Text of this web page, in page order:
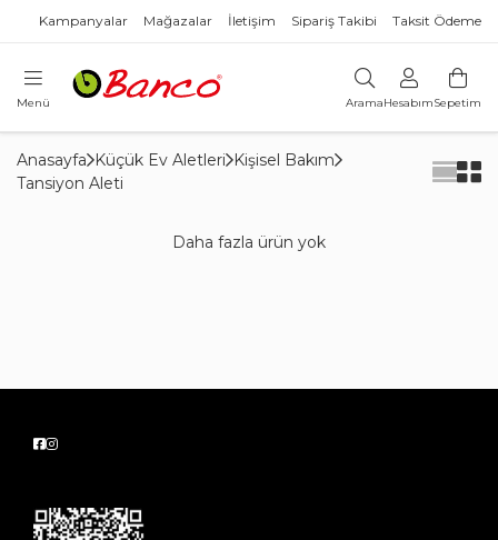
Kampanyalar Mağazalar İletişim Sipariş Takibi Taksit Ödeme
Menü AramaHesabımSepetim
Anasayfa Küçük Ev Aletleri
Kişisel Bakım
Tansiyon Aleti
Daha fazla ürün yok